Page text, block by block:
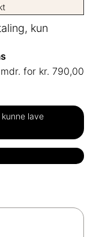
kun
for kr. 790,00
lave